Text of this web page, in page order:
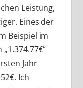
Leistung,
Eines der
Beispiel im
Jahr
Ich